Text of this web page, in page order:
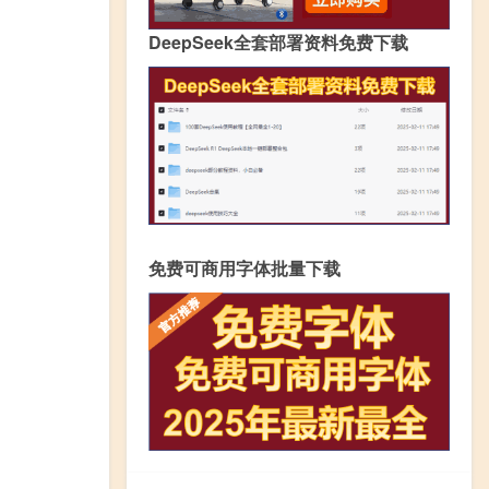
DeepSeek全套部署资料免费下载
免费可商用字体批量下载